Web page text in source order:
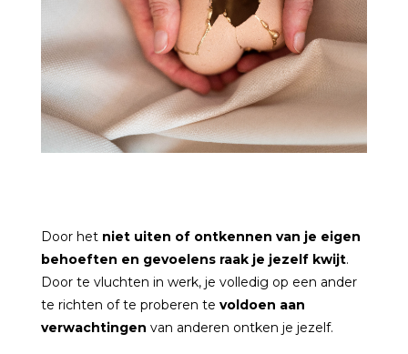
Door het niet uiten of ontkennen van je eigen
behoeften en gevoelens raak je jezelf kwijt.
Door te vluchten in werk, je volledig op een ander
te richten of te proberen te voldoen aan
verwachtingen van anderen ontken je jezelf.